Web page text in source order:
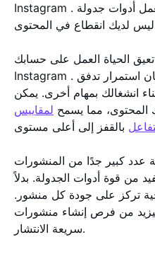
Instagram . تعمل أدوات جدولة Instagram على تحسين
الحياة العمل على حسابك
Instagram . تساعد أدوات الجدولة على ضمان استمرار تدفق
انشغالك بمهام أخرى. يمكن
المحتوى، مما يسمح لمقاييس
عدد كبير جدًا من المنشورات
من قوة أدوات الجدولة. بدلاً
تركز على جودة كل منشور.
من فرص إنشاء منشورات
سريعة الانتشار.